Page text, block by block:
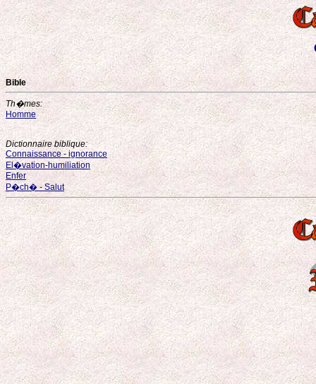
Bible
Th�mes:
Homme
Dictionnaire biblique:
Connaissance - ignorance
El�vation-humiliation
Enfer
P�ch� - Salut